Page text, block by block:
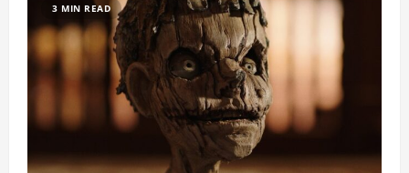
3 MIN READ